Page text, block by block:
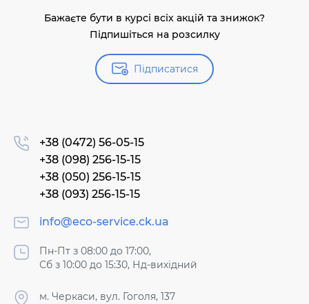
Бажаєте бути в курсі всіх акцій та знижок?
Підпишіться на розсилку
Підписатися
+38 (0472) 56-05-15
+38 (098) 256-15-15
+38 (050) 256-15-15
+38 (093) 256-15-15
info@eco-service.ck.ua
Пн-Пт з 08:00 до 17:00,
Сб з 10:00 до 15:30, Нд-вихідний
м. Черкаси, вул. Гоголя, 137